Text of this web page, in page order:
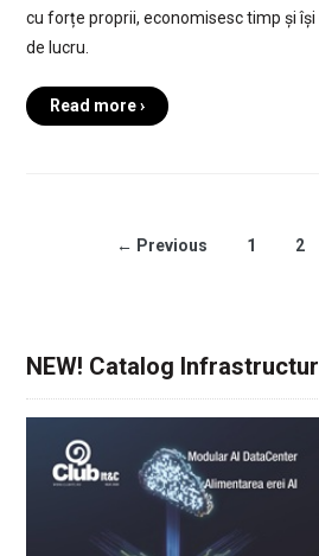
cu forțe proprii, economisesc timp și
de lucru.
Read more ›
← Previous 1 2
NEW! Catalog